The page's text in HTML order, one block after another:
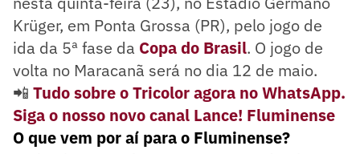
Krüger, em Ponta Grossa (PR), pelo jogo de
ida da 5ª fase da Copa do Brasil. O jogo de
volta no Maracanã será no dia 12 de maio.
📲 Tudo sobre o Tricolor agora no WhatsApp.
Siga o nosso novo canal Lance! Fluminense
O que vem por aí para o Fluminense?